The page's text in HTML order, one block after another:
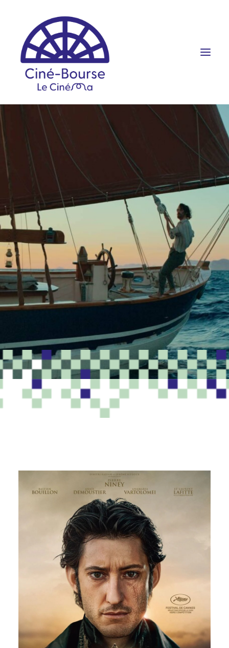
FILMS ET HORAIRES
ÉVÉNEMENTS
SCOLAIRES
RÉSERVATION
PROGRAMME